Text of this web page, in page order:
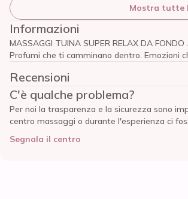
Mostra tutte
Informazioni
MASSAGGI TUINA SUPER RELAX DA
Profumi che ti camminano dentro. Emozioni
Recensioni
C'è qualche problema?
Per noi la trasparenza e la sicurezza sono
centro massaggi o durante l'esperienza ci
Segnala il centro